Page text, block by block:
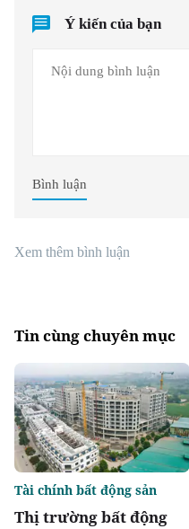
Ý kiến của bạn
Bình luận
Xem thêm bình luận
Tin cùng chuyên mục
Thị trường bất động
Tài chính bất động sản